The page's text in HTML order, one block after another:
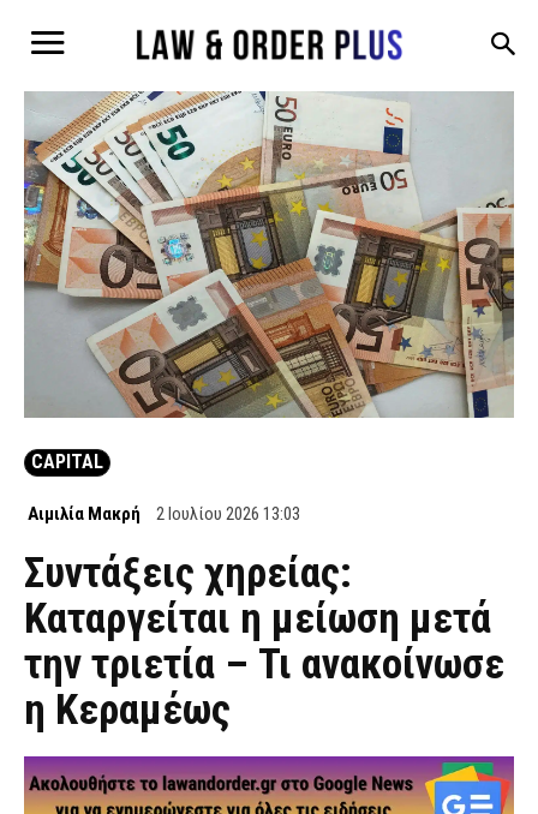
CAPITAL
Αιμιλία Μακρή 2 Ιουλίου 2026 13:03
Συντάξεις χηρείας:
Καταργείται η μείωση μετά
την τριετία – Τι ανακοίνωσε
η Κεραμέως